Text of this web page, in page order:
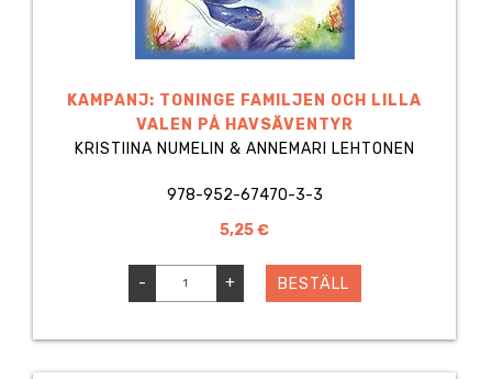
KAMPANJ: TONINGE FAMILJEN OCH LILLA
VALEN PÅ HAVSÄVENTYR
KRISTIINA NUMELIN & ANNEMARI LEHTONEN
978-952-67470-3-3
5,25 €
- + BESTÄLL